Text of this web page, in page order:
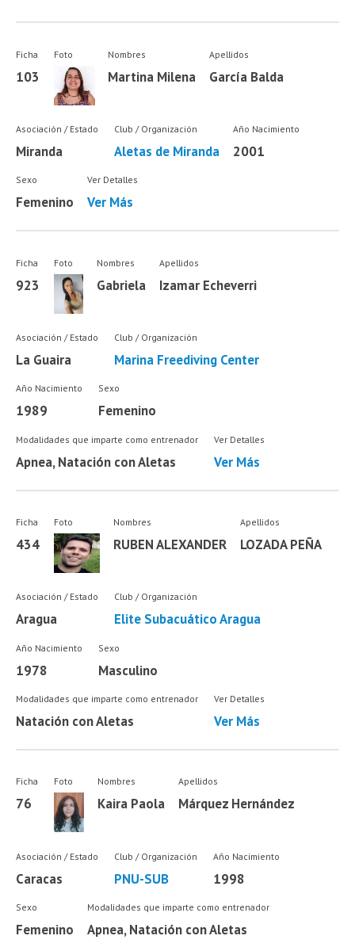
Ficha
103
Foto Nombres
Martina Milena
Apellidos
García Balda
Asociación / Estado
Miranda
Club / Organización
Aletas de Miranda
Año Nacimiento
2001
Sexo
Femenino
Ver Detalles
Ver Más
Ficha
923
Foto Nombres
Gabriela
Apellidos
Izamar Echeverri
Asociación / Estado
La Guaira
Club / Organización
Marina Freediving Center
Año Nacimiento
1989
Sexo
Femenino
Modalidades que imparte como entrenador
Apnea, Natación con Aletas
Ver Detalles
Ver Más
Ficha
434
Foto Nombres
RUBEN ALEXANDER
Apellidos
LOZADA PEÑA
Asociación / Estado
Aragua
Club / Organización
Elite Subacuático Aragua
Año Nacimiento
1978
Sexo
Masculino
Modalidades que imparte como entrenador
Natación con Aletas
Ver Detalles
Ver Más
Ficha
76
Foto Nombres
Kaira Paola
Apellidos
Márquez Hernández
Asociación / Estado
Caracas
Club / Organización
PNU-SUB
Año Nacimiento
1998
Sexo
Femenino
Modalidades que imparte como entrenador
Apnea, Natación con Aletas